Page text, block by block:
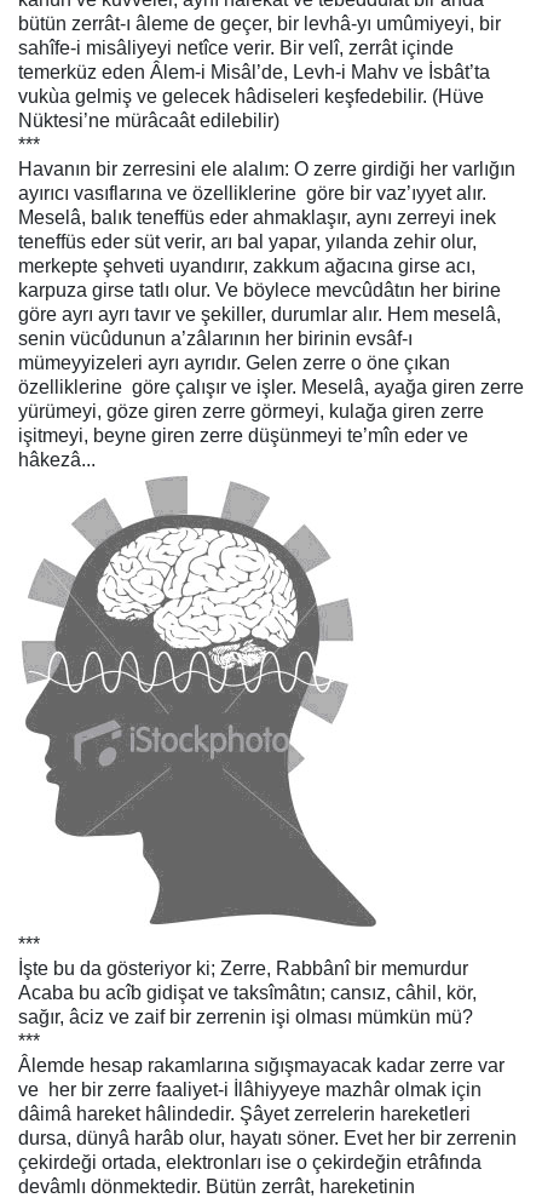
bütün zerrât-ı âleme de geçer, bir levhâ-yı umûmiyeyi, bir
sahîfe-i misâliyeyi netîce verir. Bir velî, zerrâtiçinde
temerküz eden Âlem-i Misâl’de, Levh-i Mahv ve İsbât’ta
vukùa gelmiş ve gelecek hâdiseleri keşfedebilir. (Hüve
Nüktesi’ne mürâcaât edilebilir)
***
Havanın bir zerresini ele alalım: O zerre girdiği her varlığın
ayırıcı vasıflarına ve özelliklerine göre bir vaz’ıyyet alır.
Meselâ, balık teneffüs eder ahmaklaşır, aynı zerreyi inek
teneffüs eder süt verir, arı bal yapar, yılanda zehir olur,
merkepte şehveti uyandırır, zakkum ağacına girse acı,
karpuza girse tatlı olur. Ve böylece mevcûdâtın her birine
göre ayrı ayrı tavır ve şekiller, durumlar alır. Hem meselâ,
senin vücûdunun a’zâlarının her birinin evsâf-ı
mümeyyizeleri ayrı ayrıdır. Gelen zerre o öne çıkan
özelliklerine göre çalışır ve işler. Meselâ, ayağa giren zerre
yürümeyi, göze giren zerre görmeyi, kulağa giren zerre
işitmeyi, beyne giren zerre düşünmeyi te’mîn eder ve
hâkezâ...
***
İşte bu da gösteriyor ki; Zerre, Rabbânî bir memurdur
Acaba bu acîb gidişat ve taksîmâtın; cansız, câhil, kör,
sağır, âciz ve zaif bir zerrenin işi olması mümkün mü?
***
Âlemde hesap rakamlarına sığışmayacak kadar zerre var
ve her bir zerre faaliyet-i İlâhiyyeye mazhâr olmak için
dâimâ hareket hâlindedir. Şâyet zerrelerin hareketleri
dursa, dünyâ harâb olur, hayatı söner. Evet her bir zerrenin
çekirdeği ortada, elektronları ise o çekirdeğin etrâfında
devâmlı dönmektedir. Bütün zerrât, hareketinin